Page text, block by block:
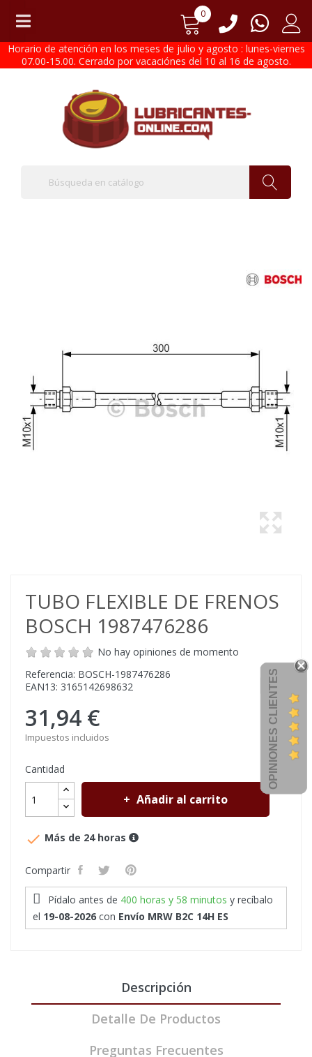
0
Horario de atención en los meses de julio y agosto : lunes-viernes
07.00-15.00. Cerrado por vacaciónes del 10 al 16 de agosto.
TUBO FLEXIBLE DE FRENOS
BOSCH 1987476286
No hay opiniones de momento
Referencia: BOSCH-1987476286
EAN13: 3165142698632
31,94 €
Impuestos incluidos
Cantidad
Añadir al carrito
 Más de 24 horas
Compartir
Pídalo antes de 400 horas y 58 minutos y recíbalo
el 19-08-2026 con Envío MRW B2C 14H ES
Descripción
Detalle De Productos
Preguntas Frecuentes
OPINIONES CLIENTES